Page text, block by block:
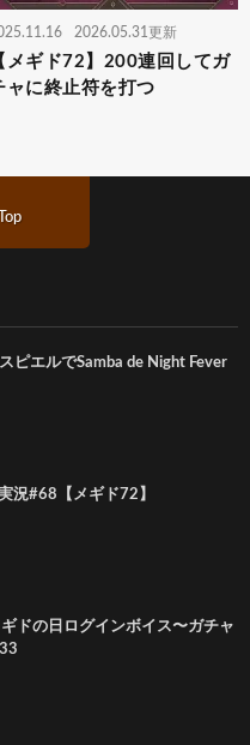
2026.05.31更新
メギド72】200連回してガ
ャに終止符を打つ
ピエルでSamba de Night Fever
況#68【メギド72】
ドの日ログインボイス〜ガチャ